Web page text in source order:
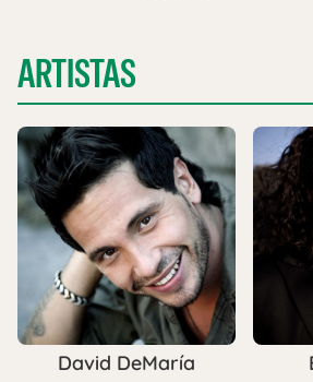
ARTISTAS
David DeMaría